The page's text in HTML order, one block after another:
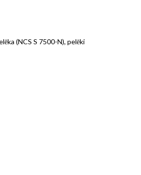
(NCS S 7500-N), pelēki